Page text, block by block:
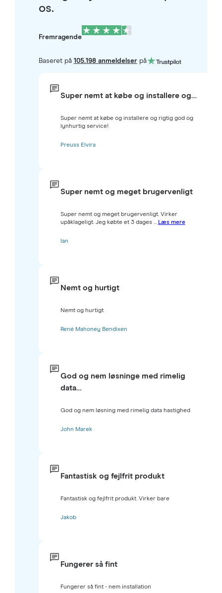
os.
Fremragende
Baseret på 105.198 anmeldelserpå
Super nemt at købe og installere og…
Super nemt at købe og installere og rigtig god og
lynhurtig service!
Preuss Elvira
Super nemt og meget brugervenligt
Super nemt og meget brugervenligt. Virker
upåklageligt. Jeg købte et 3 dages ... Læs mere
Ian
Nemt og hurtigt
Nemt og hurtigt
René Mahoney Bendixen
God og nem løsninge med rimelig
data…
God og nem løsning med rimelig data hastighed
John Marek
Fantastisk og fejlfrit produkt
Fantastisk og fejlfrit produkt. Virker bare
Jakob
Fungerer så fint
Fungerer så fint - nem installation